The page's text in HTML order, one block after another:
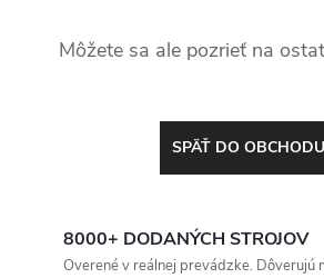
Môžete sa ale pozrieť na
SPÄŤ DO OBCHODU
8000+ DODANÝCH STROJOV
Overené v reálnej prevádzke. Dôverujú